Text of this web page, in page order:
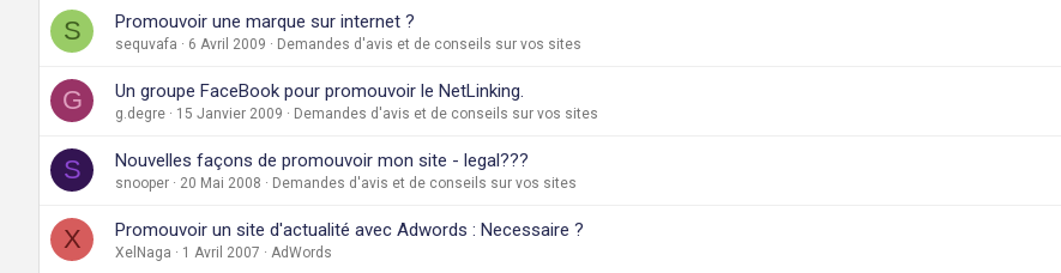
S Promouvoir une marque sur internet ?
sequvafa 6 Avril 2009 Demandes d'avis et de conseils sur vos sites
G Un groupe FaceBook pour promouvoir le NetLinking.
g.degre 15 Janvier 2009 Demandes d'avis et de conseils sur vos sites
S Nouvelles façons de promouvoir mon site - legal???
snooper 20 Mai 2008 Demandes d'avis et de conseils sur vos sites
X Promouvoir un site d'actualité avec Adwords : Necessaire ?
XelNaga 1 Avril 2007 AdWords